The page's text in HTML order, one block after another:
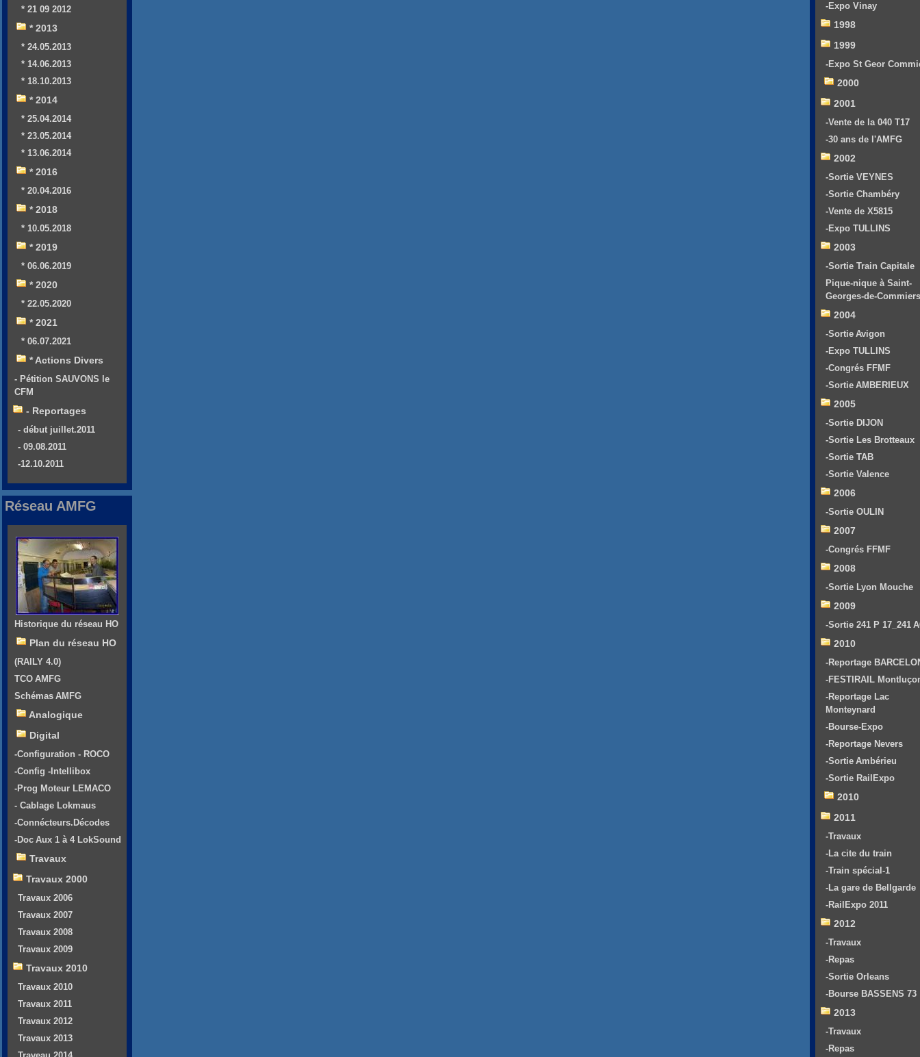
* 21 09 2012
* 2013
* 24.05.2013
* 14.06.2013
* 18.10.2013
* 2014
* 25.04.2014
* 23.05.2014
* 13.06.2014
* 2016
* 20.04.2016
* 2018
* 10.05.2018
* 2019
* 06.06.2019
* 2020
* 22.05.2020
* 2021
* 06.07.2021
* Actions Divers
- Pétition SAUVONS le
CFM
- Reportages
- début juillet.2011
- 09.08.2011
-12.10.2011
Réseau AMFG
Historique du réseau HO
Plan du réseau HO
(RAILY 4.0)
TCO AMFG
Schémas AMFG
Analogique
Digital
-Configuration - ROCO
-Config -Intellibox
-Prog Moteur LEMACO
- Cablage Lokmaus
-Connécteurs.Décodes
-Doc Aux 1 à 4 LokSound
Travaux
Travaux 2000
Travaux 2006
Travaux 2007
Travaux 2008
Travaux 2009
Travaux 2010
Travaux 2010
Travaux 2011
Travaux 2012
Travaux 2013
-Expo Vinay
1998
1999
-Expo St Geor
2000
2001
-Vente de la 040 T17
-30 ans de l'AMFG
2002
-Sortie VEYNES
-Sortie Chambéry
-Vente de X5815
-Expo TULLINS
2003
-Sortie Train Capitale
Pique-nique à Saint-
Georges-de-Commiers
2004
-Sortie Avigon
-Expo TULLINS
-Congrés FFMF
-Sortie AMBERIEUX
2005
-Sortie DIJON
-Sortie Les Brotteaux
-Sortie TAB
-Sortie Valence
2006
-Sortie OULIN
2007
-Congrés FFMF
2008
-Sortie Lyon Mouche
2009
-Sortie 241 P 17_241
2010
-Reportage
-FESTIRAIL
-Reportage Lac
Monteynard
-Bourse-Expo
-Reportage Nevers
-Sortie Ambérieu
-Sortie RailExpo
2010
2011
-Travaux
-La cite du train
-Train spécial-1
-La gare de Bellgarde
-RailExpo 2011
2012
-Travaux
-Repas
-Sortie Orleans
-Bourse BASSENS 73
2013
-Travaux
-Repas